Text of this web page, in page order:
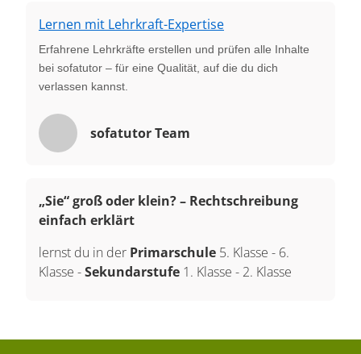
Lernen mit Lehrkraft-Expertise
Erfahrene Lehrkräfte erstellen und prüfen alle Inhalte
bei sofatutor – für eine Qualität, auf die du dich
verlassen kannst.
sofatutor Team
„Sie“ groß oder klein? – Rechtschreibung
einfach erklärt
lernst du in der Primarschule 5. Klasse - 6.
Klasse -Sekundarstufe 1. Klasse - 2. Klasse